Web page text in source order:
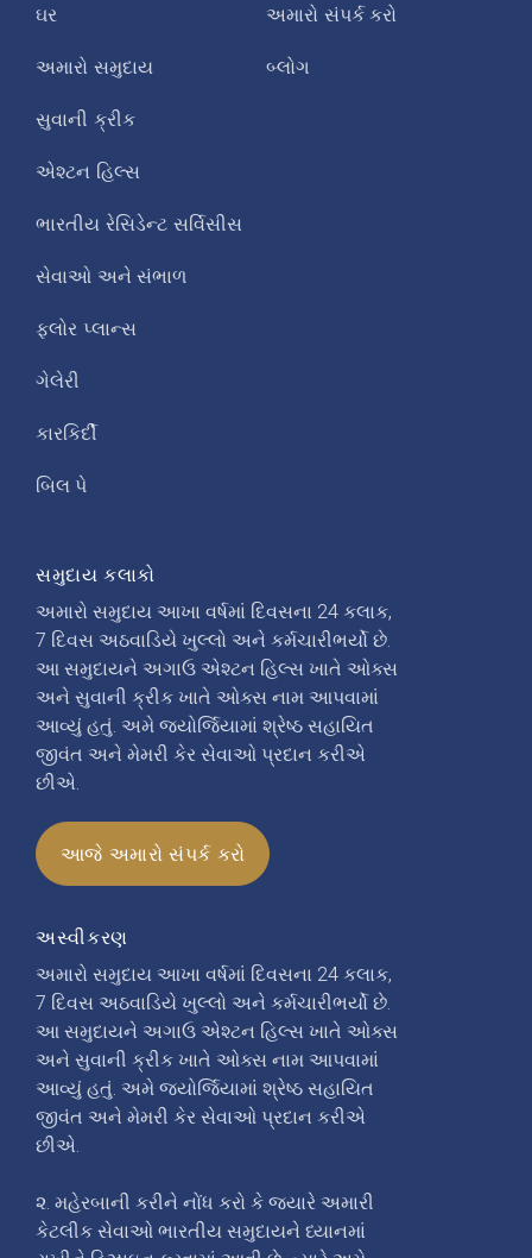
ઘર
અમારો સમુદાય
સુવાની ક્રીક
એશ્ટન હિલ્સ
ભારતીય રેસિડેન્ટ સર્વિસીસ
સેવાઓ અને સંભાળ
ફ્લોર પ્લાન્સ
ગેલેરી
કારકિર્દી
બિલ પે
અમારો સંપર્ક કરો
બ્લોગ
સમુદાય કલાકો
અમારો સમુદાય આખા વર્ષમાં દિવસના 24 કલાક,
7 દિવસ અઠવાડિયે ખુલ્લો અને કર્મચારીભર્યો છે.
આ સમુદાયને અગાઉ એશ્ટન હિલ્સ ખાતે ઓક્સ
અને સુવાની ક્રીક ખાતે ઓક્સ નામ આપવામાં
આવ્યું હતું. અમે જ્યોર્જિયામાં શ્રેષ્ઠ સહાયિત
જીવંત અને મેમરી કેર સેવાઓ પ્રદાન કરીએ
છીએ.
આજે અમારો સંપર્ક કરો
અસ્વીકરણ
અમારો સમુદાય આખા વર્ષમાં દિવસના 24 કલાક,
7 દિવસ અઠવાડિયે ખુલ્લો અને કર્મચારીભર્યો છે.
આ સમુદાયને અગાઉ એશ્ટન હિલ્સ ખાતે ઓક્સ
અને સુવાની ક્રીક ખાતે ઓક્સ નામ આપવામાં
આવ્યું હતું. અમે જ્યોર્જિયામાં શ્રેષ્ઠ સહાયિત
જીવંત અને મેમરી કેર સેવાઓ પ્રદાન કરીએ
છીએ.
૨. મહેરબાની કરીને નોંધ કરો કે જ્યારે અમારી
કેટલીક સેવાઓ ભારતીય સમુદાયને ધ્યાનમાં